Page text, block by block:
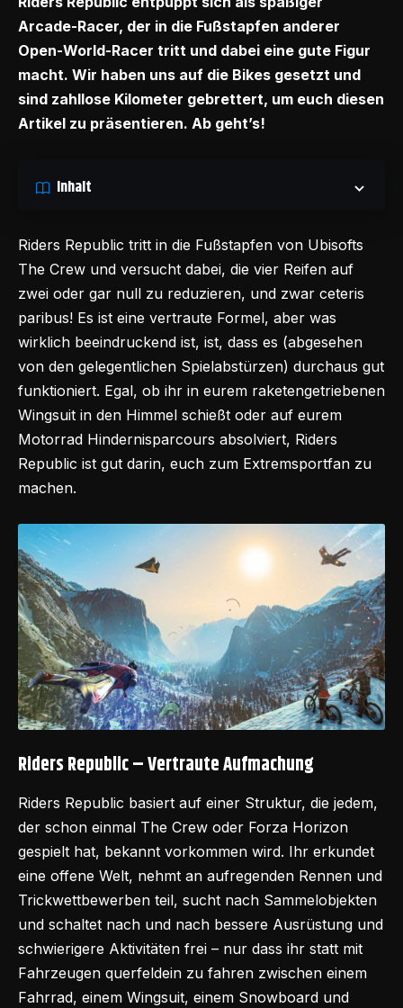
Arcade-Racer, der in die Fußstapfen anderer
Open-World-Racer tritt und dabei eine gute Figur
macht. Wir haben uns auf die Bikes gesetzt und
sind zahllose Kilometer gebrettert, um euch diesen
Artikel zu präsentieren. Ab geht’s!
Inhalt
Riders Republic tritt in die Fußstapfen von Ubisofts
The Crew und versucht dabei, die vier Reifen auf
zwei oder gar null zu reduzieren, und zwar ceteris
paribus! Es ist eine vertraute Formel, aber was
wirklich beeindruckend ist, ist, dass es (abgesehen
von den gelegentlichen Spielabstürzen) durchaus gut
funktioniert. Egal, ob ihr in eurem raketengetriebenen
Wingsuit in den Himmel schießt oder auf eurem
Motorrad Hindernisparcours absolviert, Riders
Republic ist gut darin, euch zum Extremsportfan zu
machen.
Riders Republic – Vertraute Aufmachung
Riders Republic basiert auf einer Struktur, die jedem,
der schon einmal The Crew oder Forza Horizon
gespielt hat, bekannt vorkommen wird. Ihr erkundet
eine offene Welt, nehmt an aufregenden Rennen und
Trickwettbewerben teil, sucht nach Sammelobjekten
und schaltet nach und nach bessere Ausrüstung und
schwierigere Aktivitäten frei – nur dass ihr statt mit
Fahrzeugen querfeldein zu fahren zwischen einem
Fahrrad, einem Wingsuit, einem Snowboard und